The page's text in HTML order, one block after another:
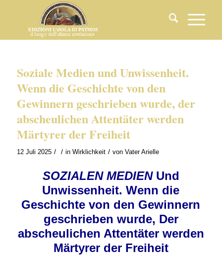
Soziale Medien und Unwissenheit.
Wenn die Geschichte von den
Gewinnern geschrieben wurde, der
abscheulichen Attentäter werden
Märtyrer der Freiheit
12 Juli 2025 / / in Wirklichkeit / von Vater Arielle
SOZIALEN MEDIENUnd
Unwissenheit. Wenn die
Geschichte von den Gewinnern
geschrieben wurde, Der
abscheulichen Attentäter werden
Märtyrer der Freiheit